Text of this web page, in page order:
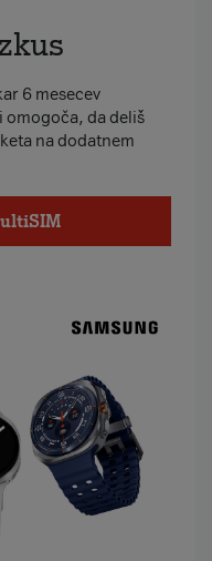
6 mesecev
da deliš
na dodatnem